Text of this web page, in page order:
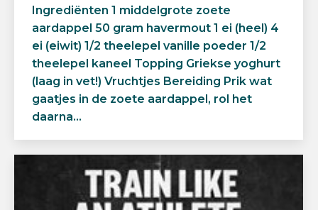
Ingrediënten 1 middelgrote zoete
aardappel 50 gram havermout 1 ei (heel) 4
ei (eiwit) 1/2 theelepel vanille poeder 1/2
theelepel kaneel Topping Griekse yoghurt
(laag in vet!) Vruchtjes Bereiding Prik wat
gaatjes in de zoete aardappel, rol het
daarna…